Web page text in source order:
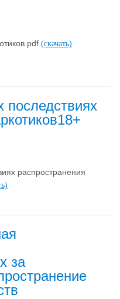
(скачать)
последствиях
распространения
за